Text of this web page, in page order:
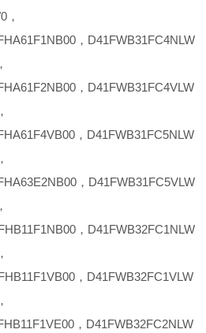
，
，D41FWB31FC4NLW
，D41FWB31FC4VLW
，D41FWB31FC5NLW
，D41FWB31FC5VLW
，D41FWB32FC1NLW
，D41FWB32FC1VLW
，D41FWB32FC2NLW